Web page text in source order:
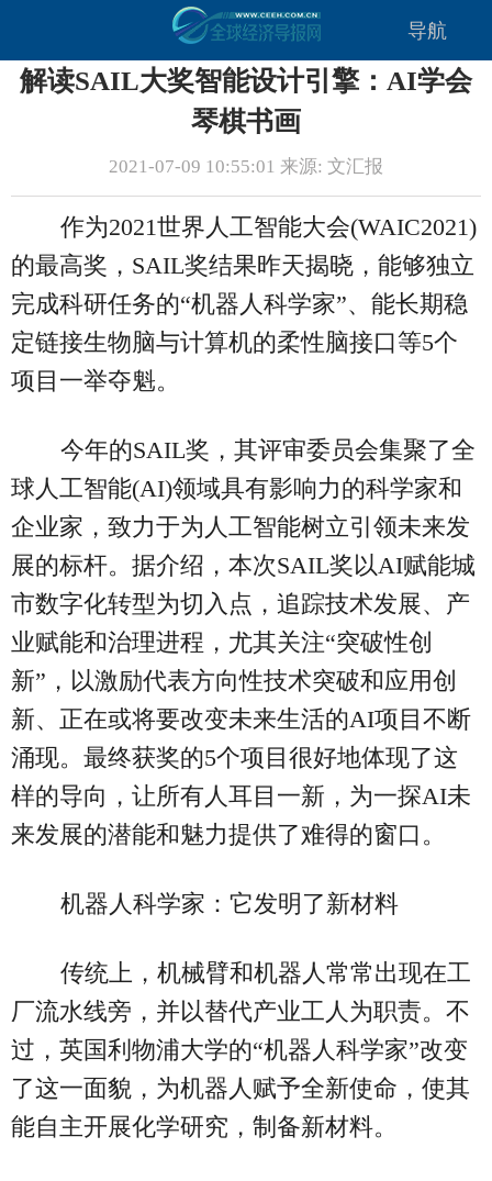
导航
解读SAIL大奖智能设计引擎：AI学会
琴棋书画
2021-07-09 10:55:01 来源: 文汇报
作为2021世界人工智能大会(WAIC2021)
的最高奖，SAIL奖结果昨天揭晓，能够独立
完成科研任务的“机器人科学家”、能长期稳
定链接生物脑与计算机的柔性脑接口等5个
项目一举夺魁。
今年的SAIL奖，其评审委员会集聚了全
球人工智能(AI)领域具有影响力的科学家和
企业家，致力于为人工智能树立引领未来发
展的标杆。据介绍，本次SAIL奖以AI赋能城
市数字化转型为切入点，追踪技术发展、产
业赋能和治理进程，尤其关注“突破性创
新”，以激励代表方向性技术突破和应用创
新、正在或将要改变未来生活的AI项目不断
涌现。最终获奖的5个项目很好地体现了这
样的导向，让所有人耳目一新，为一探AI未
来发展的潜能和魅力提供了难得的窗口。
机器人科学家：它发明了新材料
传统上，机械臂和机器人常常出现在工
厂流水线旁，并以替代产业工人为职责。不
过，英国利物浦大学的“机器人科学家”改变
了这一面貌，为机器人赋予全新使命，使其
能自主开展化学研究，制备新材料。